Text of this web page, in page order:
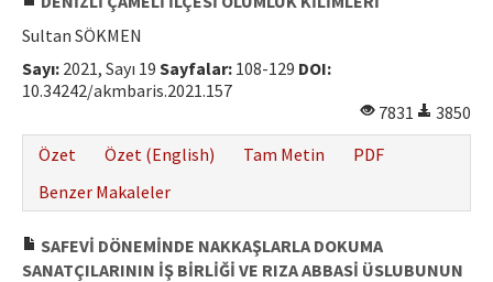
Sultan SÖKMEN
Sayı: 2021, Sayı 19 Sayfalar: 108-129 DOI:
10.34242/akmbaris.2021.157
7831
3850
Özet
Özet (English) Tam Metin
PDF
Benzer Makaleler
SAFEVİ DÖNEMİNDE NAKKAŞLARLA DOKUMA
SANATÇILARININ İŞ BİRLİĞİ VE RIZA ABBASİ ÜSLUBUNUN